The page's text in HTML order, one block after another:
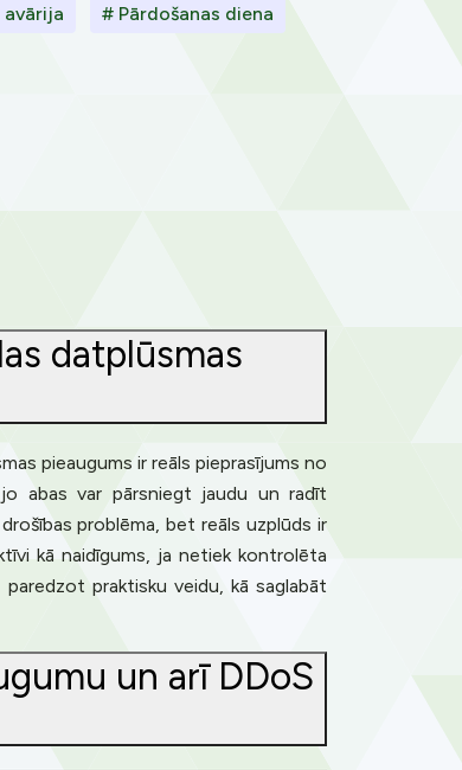
# Pārdošanas diena
datplūsmas
pieaugums ir reāls pieprasījums no
abas var pārsniegt jaudu un radīt
problēma, bet reāls uzplūds ir
kā naidīgums, ja netiek kontrolēta
praktisku veidu, kā saglabāt
un arī DDoS